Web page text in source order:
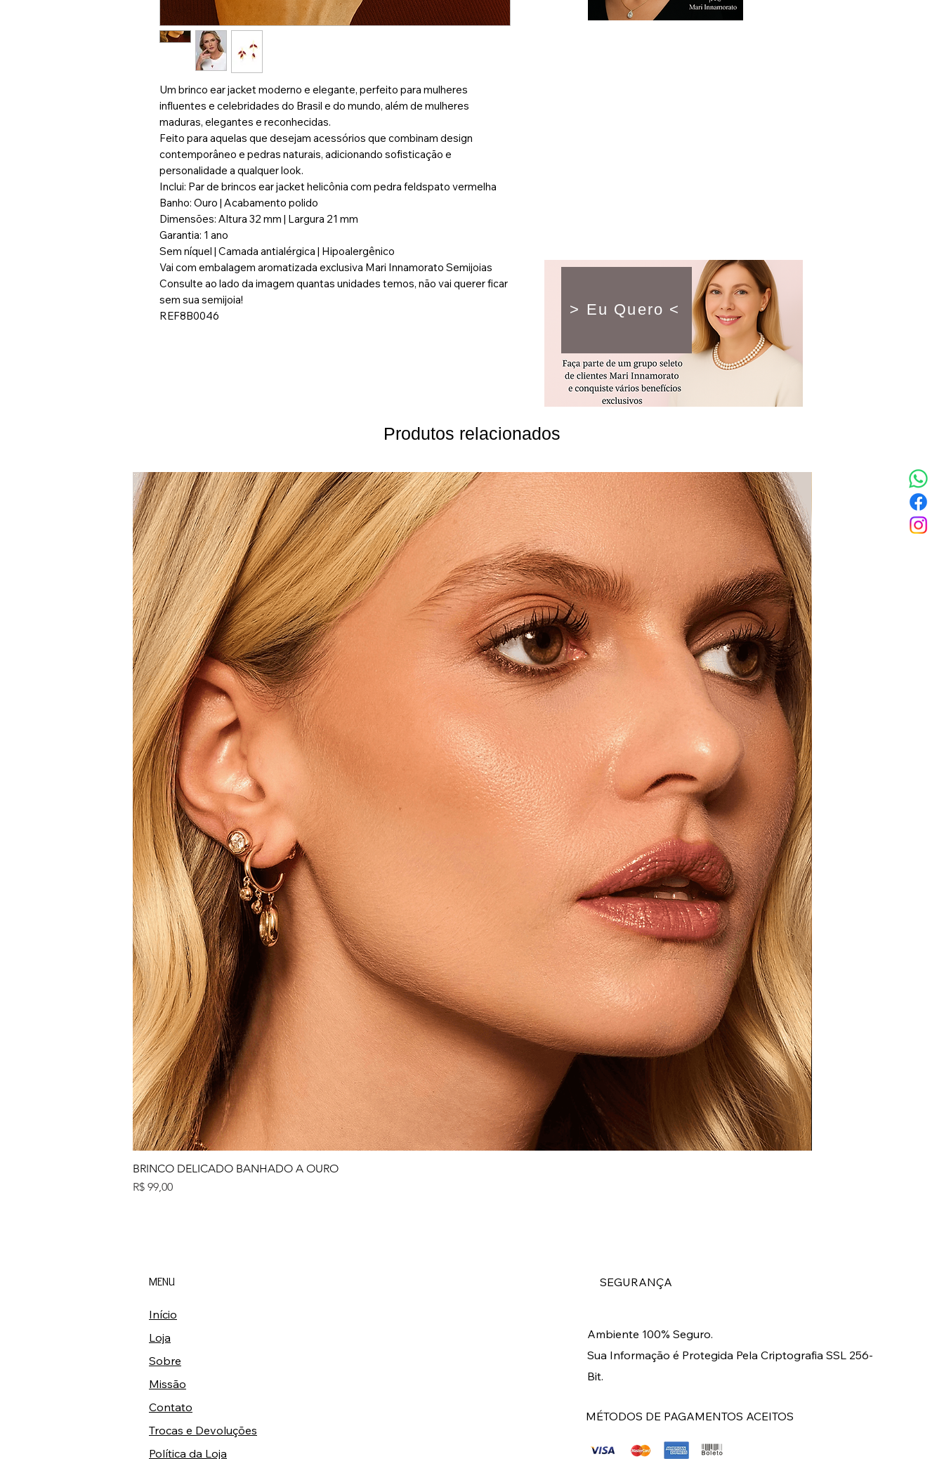
> Eu Quero <
Produtos relacionados
BRINCO DELICADO BANHADO A OURO
Preço
R$ 99,00
Um brinco ear jacket moderno e elegante, perfeito para mulheres
influentes e celebridades do Brasil e do mundo, além de mulheres
maduras, elegantes e reconhecidas.
Feito para aquelas que desejam acessórios que combinam design
contemporâneo e pedras naturais, adicionando sofisticação e
personalidade a qualquer look.
Inclui: Par de brincos ear jacket helicônia com pedra feldspato vermelha
Banho: Ouro | Acabamento polido
Dimensões: Altura 32 mm | Largura 21 mm
Garantia: 1 ano
Sem níquel | Camada antialérgica | Hipoalergênico
Vai com embalagem aromatizada exclusiva Mari Innamorato Semijoias
Consulte ao lado da imagem quantas unidades temos, não vai querer ficar
sem sua semijoia!
REF8B0046
MENU
Início
Loja
Sobre
Missão
Contato
Trocas e Devoluções
Política da Loja
SEGURANÇA
Ambiente 100% Seguro.
Sua Informação é Protegida Pela Criptografia SSL 256-
Bit.
MÉTODOS DE PAGAMENTOS ACEITOS